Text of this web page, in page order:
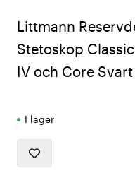
Littmann
Stetoskop
IV och Core Svart
I lager